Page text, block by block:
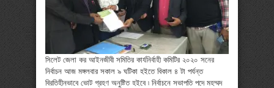
সিলেট জেলা কর আইনজীবী সমিতির কার্যনির্বাহী কমিটির ২০২০ সনের
নির্বাচন আজ মঙ্গলবার সকাল ৯ ঘটিকা হইতে বিকাল ৪ টা পর্যন্ত
বিরতিহীনভাবে ভোট গ্রহণ অনুষ্টিত হইবে ৷ নির্বাচনে সভাপতি পদে মহম্মদ